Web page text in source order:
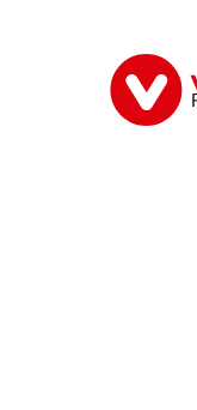
Digitales